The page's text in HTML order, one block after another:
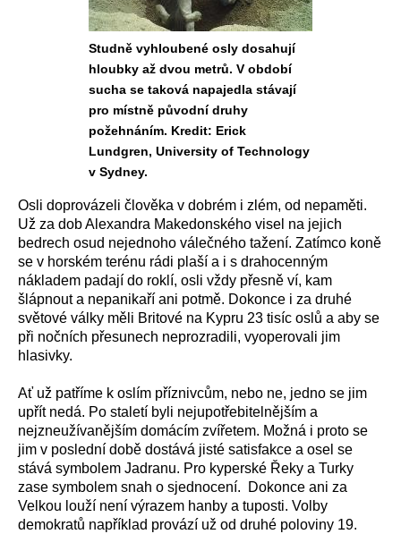
Studně vyhloubené osly dosahují
hloubky až dvou metrů. V období
sucha se taková napajedla stávají
pro místně původní druhy
požehnáním. Kredit: Erick
Lundgren, University of Technology
v Sydney.
Osli doprovázeli člověka v dobrém i zlém, od nepaměti.
Už za dob Alexandra Makedonského visel na jejich
bedrech osud nejednoho válečného tažení. Zatímco koně
se v horském terénu rádi plaší a i s drahocenným
nákladem padají do roklí, osli vždy přesně ví, kam
šlápnout a nepanikaří ani potmě. Dokonce i za druhé
světové války měli Britové na Kypru 23 tisíc oslů a aby se
při nočních přesunech neprozradili, vyoperovali jim
hlasivky.
Ať už patříme k oslím příznivcům, nebo ne, jedno se jim
upřít nedá. Po staletí byli nejupotřebitelnějším a
nejzneužívanějším domácím zvířetem. Možná i proto se
jim v poslední době dostává jisté satisfakce a osel se
stává symbolem Jadranu. Pro kyperské Řeky a Turky
zase symbolem snah o sjednocení. Dokonce ani za
Velkou louží není výrazem hanby a tuposti. Volby
demokratů například provází už od druhé poloviny 19.